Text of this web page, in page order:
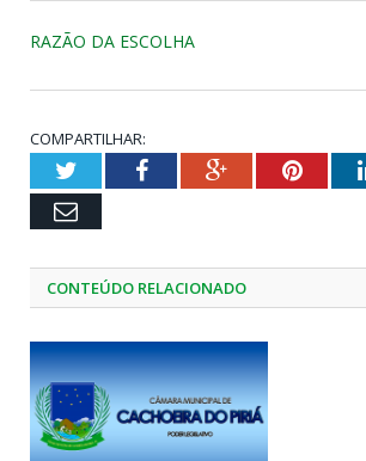
RAZÃO DA ESCOLHA
COMPARTILHAR:
TwitterFacebookGoogle+
Email
CONTEÚDO RELACIONADO